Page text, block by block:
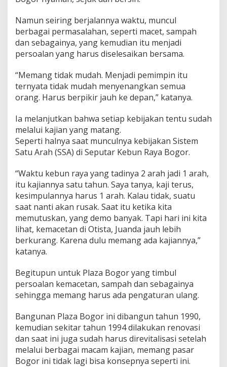
Namun seiring berjalannya waktu, muncul
berbagai permasalahan, seperti macet, sampah
dan sebagainya, yang kemudian itu menjadi
persoalan yang harus diselesaikan bersama.
“Memang tidak mudah. Menjadi pemimpin itu
ternyata tidak mudah menyenangkan semua
orang. Harus berpikir jauh ke depan,” katanya.
Ia melanjutkan bahwa setiap kebijakan tentu sudah
melalui kajian yang matang.
Seperti halnya saat munculnya kebijakan Sistem
Satu Arah (SSA) di Seputar Kebun Raya Bogor.
“Waktu kebun raya yang tadinya 2 arah jadi 1 arah,
itu kajiannya satu tahun. Saya tanya, kaji terus,
kesimpulannya harus 1 arah. Kalau tidak, suatu
saat nanti akan rusak. Saat itu ketika kita
memutuskan, yang demo banyak. Tapi hari ini kita
lihat, kemacetan di Otista, Juanda jauh lebih
berkurang. Karena dulu memang ada kajiannya,”
katanya.
Begitupun untuk Plaza Bogor yang timbul
persoalan kemacetan, sampah dan sebagainya
sehingga memang harus ada pengaturan ulang.
Bangunan Plaza Bogor ini dibangun tahun 1990,
kemudian sekitar tahun 1994 dilakukan renovasi
dan saat ini juga sudah harus direvitalisasi setelah
melalui berbagai macam kajian, memang pasar
Bogor ini tidak lagi bisa konsepnya seperti ini.